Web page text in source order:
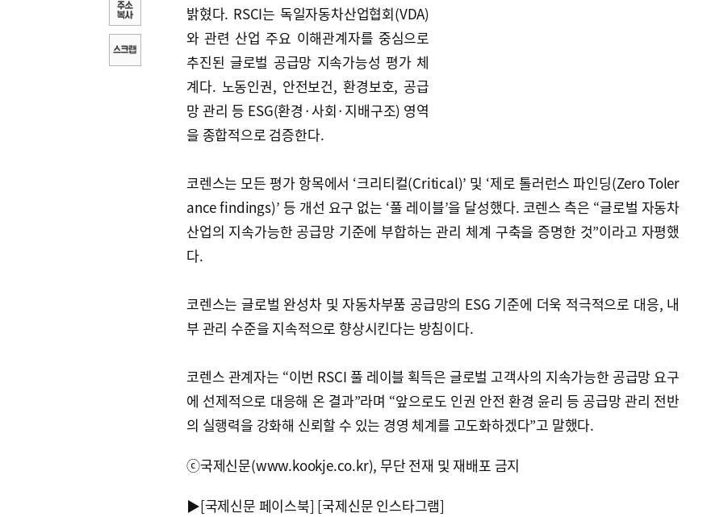
밝혔다. RSCI는 독일자동차산업협회(VDA)
와 관련 산업 주요 이해관계자를 중심으로
추진된 글로벌 공급망 지속가능성 평가 체
계다. 노동인권, 안전보건, 환경보호, 공급
망 관리 등 ESG(환경·사회·지배구조) 영역
을 종합적으로 검증한다.
코렌스는 모든 평가 항목에서 ‘크리티컬(Critical)’ 및 ‘제로 톨러런스 파인딩(Zero Toler
ance findings)’ 등 개선 요구 없는 ‘풀 레이블’을 달성했다. 코렌스 측은 “글로벌 자동차
산업의 지속가능한 공급망 기준에 부합하는 관리 체계 구축을 증명한 것”이라고 자평했
다.
코렌스는 글로벌 완성차 및 자동차부품 공급망의 ESG 기준에 더욱 적극적으로 대응, 내
부 관리 수준을 지속적으로 향상시킨다는 방침이다.
코렌스 관계자는 “이번 RSCI 풀 레이블 획득은 글로벌 고객사의 지속가능한 공급망 요구
에 선제적으로 대응해 온 결과”라며 “앞으로도 인권 안전 환경 윤리 등 공급망 관리 전반
의 실행력을 강화해 신뢰할 수 있는 경영 체계를 고도화하겠다”고 말했다.
ⓒ국제신문(www.kookje.co.kr), 무단 전재 및 재배포 금지
▶[국제신문 페이스북] [국제신문 인스타그램]